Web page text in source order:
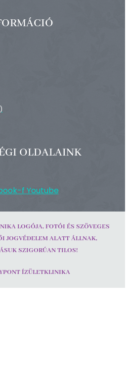
OLDALAINK
f Youtube
LOGÓJA, FOTÓI ÉS SZÖVEGES
JOGVÉDELEM ALATT ÁLLNAK,
SZIGORÚAN TILOS!
ÍZÜLETKLINIKA